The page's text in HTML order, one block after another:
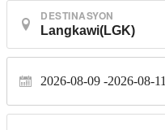
DESTINASYON
2026-08-09 2026-08-11